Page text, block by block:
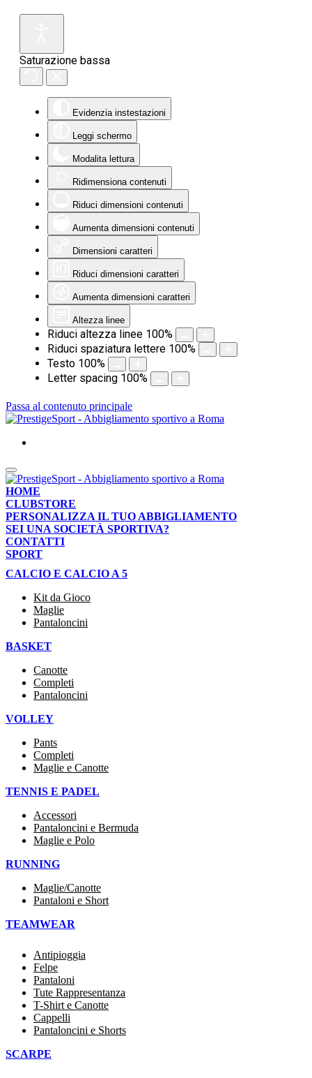
Saturazione bassa
Evidenzia instestazioni
Leggi schermo
Modalita lettura
Ridimensiona contenuti
Riduci dimensioni contenuti
Aumenta dimensioni contenuti
Dimensioni caratteri
Riduci dimensioni caratteri
Aumenta dimensioni caratteri
Altezza linee
Riduci altezza linee 100%
Riduci spaziatura lettere 100%
Testo 100%
Letter spacing 100%
Passa al contenuto principale
HOME
CLUBSTORE
PERSONALIZZA IL TUO ABBIGLIAMENTO
SEI UNA SOCIETÀ SPORTIVA?
CONTATTI
SPORT
CALCIO E CALCIO A 5
Kit da Gioco
Maglie
Pantaloncini
BASKET
Canotte
Completi
Pantaloncini
VOLLEY
Pants
Completi
Maglie e Canotte
TENNIS E PADEL
Accessori
Pantaloncini e Bermuda
Maglie e Polo
RUNNING
Maglie/Canotte
Pantaloni e Short
TEAMWEAR
Antipioggia
Felpe
Pantaloni
Tute Rappresentanza
T-Shirt e Canotte
Cappelli
Pantaloncini e Shorts
SCARPE